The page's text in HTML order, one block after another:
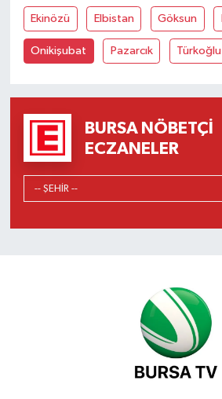
Ekinözü Elbistan Göksun
Onikişubat Pazarcık Türkoğlu
BURSA NÖBETÇI
ECZANELER